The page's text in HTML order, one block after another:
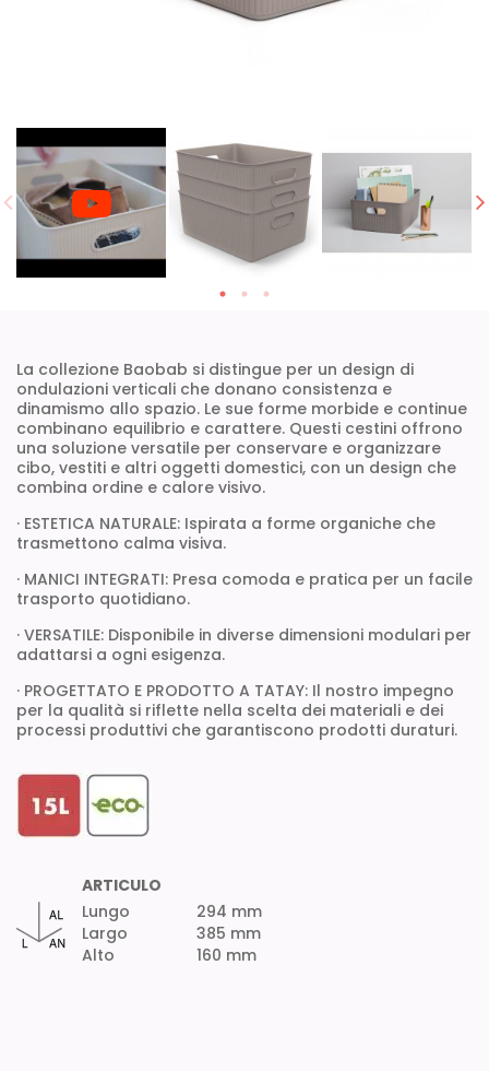
La collezione Baobab si distingue per un design di
ondulazioni verticali che donano consistenza e
dinamismo allo spazio. Le sue forme morbide e continue
combinano equilibrio e carattere. Questi cestini offrono
una soluzione versatile per conservare e organizzare
cibo, vestiti e altri oggetti domestici, con un design che
combina ordine e calore visivo.
· ESTETICA NATURALE: Ispirata a forme organiche che
trasmettono calma visiva.
· MANICI INTEGRATI: Presa comoda e pratica per un facile
trasporto quotidiano.
· VERSATILE: Disponibile in diverse dimensioni modulari per
adattarsi a ogni esigenza.
· PROGETTATO E PRODOTTO A TATAY: Il nostro impegno
per la qualità si riflette nella scelta dei materiali e dei
processi produttivi che garantiscono prodotti duraturi.
ARTICULO
Lungo
Largo
Alto
294 mm
385 mm
160 mm